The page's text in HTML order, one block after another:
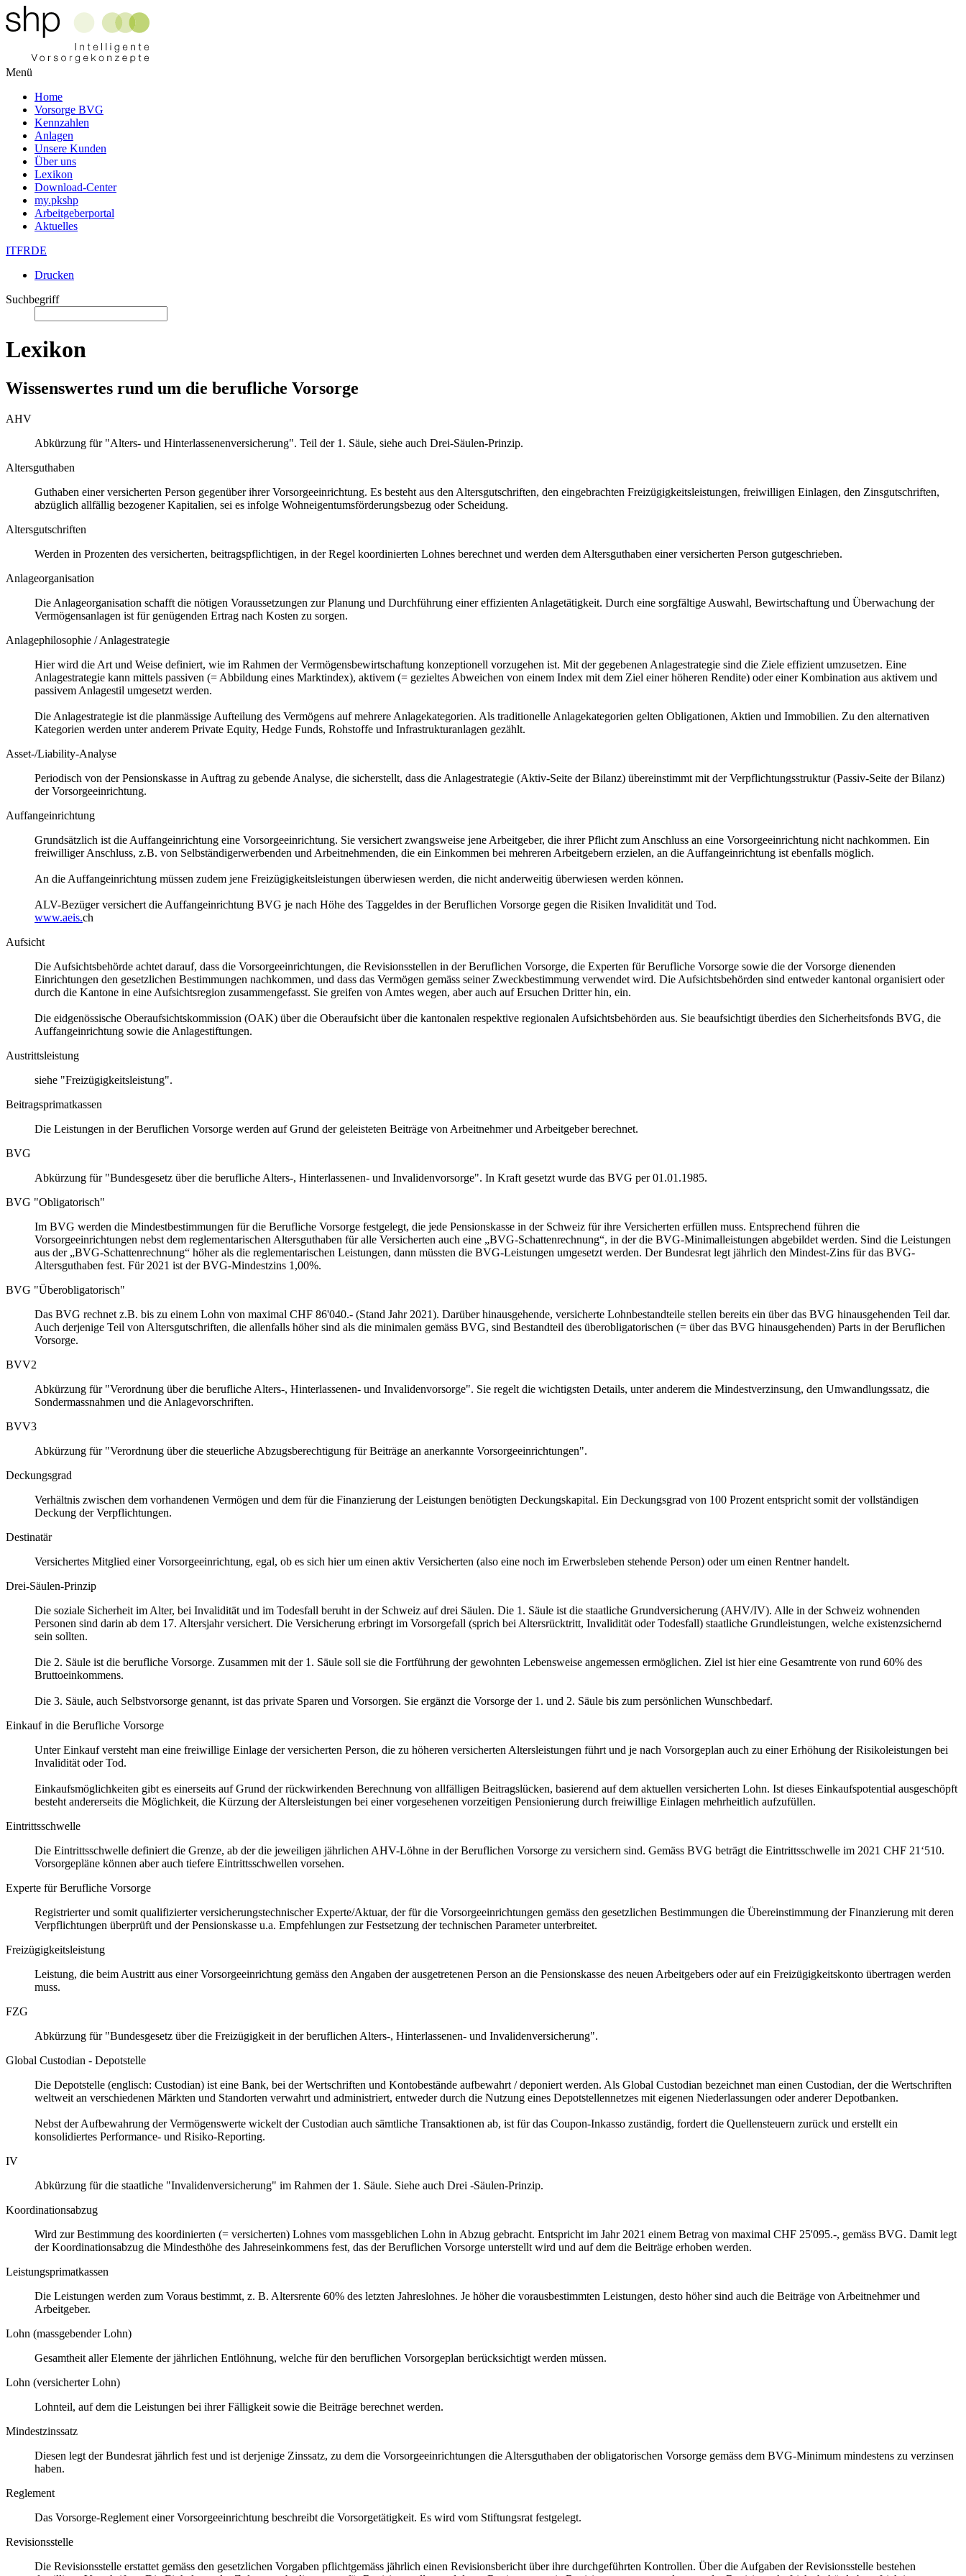
Menü
Home
Vorsorge BVG
Kennzahlen
Anlagen
Unsere Kunden
Über uns
Lexikon
Download-Center
my.pkshp
Arbeitgeberportal
Aktuelles
ITFRDE
Drucken
Suchbegriff
Lexikon
Wissenswertes rund um die berufliche Vorsorge
AHV
Abkürzung für "Alters- und Hinterlassenenversicherung". Teil der 1. Säule, siehe auch Drei-Säulen-Prinzip.
Altersguthaben
Guthaben einer versicherten Person gegenüber ihrer Vorsorgeeinrichtung. Es besteht aus den Altersgutschriften, den eingebrachten Freizügigkeitsleistungen, freiwilligen Einlagen, den Zinsgutschriften,
abzüglich allfällig bezogener Kapitalien, sei es infolge Wohneigentumsförderungsbezug oder Scheidung.
Altersgutschriften
Werden in Prozenten des versicherten, beitragspflichtigen, in der Regel koordinierten Lohnes berechnet und werden dem Altersguthaben einer versicherten Person gutgeschrieben.
Anlageorganisation
Die Anlageorganisation schafft die nötigen Voraussetzungen zur Planung und Durchführung einer effizienten Anlagetätigkeit. Durch eine sorgfältige Auswahl, Bewirtschaftung und Überwachung der
Vermögensanlagen ist für genügenden Ertrag nach Kosten zu sorgen.
Anlagephilosophie / Anlagestrategie
Hier wird die Art und Weise definiert, wie im Rahmen der Vermögensbewirtschaftung konzeptionell vorzugehen ist. Mit der gegebenen Anlagestrategie sind die Ziele effizient umzusetzen. Eine
Anlagestrategie kann mittels passiven (= Abbildung eines Marktindex), aktivem (= gezieltes Abweichen von einem Index mit dem Ziel einer höheren Rendite) oder einer Kombination aus aktivem und
passivem Anlagestil umgesetzt werden.
Die Anlagestrategie ist die planmässige Aufteilung des Vermögens auf mehrere Anlagekategorien. Als traditionelle Anlagekategorien gelten Obligationen, Aktien und Immobilien. Zu den alternativen
Kategorien werden unter anderem Private Equity, Hedge Funds, Rohstoffe und Infrastrukturanlagen gezählt.
Asset-/Liability-Analyse
Periodisch von der Pensionskasse in Auftrag zu gebende Analyse, die sicherstellt, dass die Anlagestrategie (Aktiv-Seite der Bilanz) übereinstimmt mit der Verpflichtungsstruktur (Passiv-Seite der Bilanz)
der Vorsorgeeinrichtung.
Auffangeinrichtung
Grundsätzlich ist die Auffangeinrichtung eine Vorsorgeeinrichtung. Sie versichert zwangsweise jene Arbeitgeber, die ihrer Pflicht zum Anschluss an eine Vorsorgeeinrichtung nicht nachkommen. Ein
freiwilliger Anschluss, z.B. von Selbständigerwerbenden und Arbeitnehmenden, die ein Einkommen bei mehreren Arbeitgebern erzielen, an die Auffangeinrichtung ist ebenfalls möglich.
An die Auffangeinrichtung müssen zudem jene Freizügigkeitsleistungen überwiesen werden, die nicht anderweitig überwiesen werden können.
ALV-Bezüger versichert die Auffangeinrichtung BVG je nach Höhe des Taggeldes in der Beruflichen Vorsorge gegen die Risiken Invalidität und Tod.
www.aeis.ch
Aufsicht
Die Aufsichtsbehörde achtet darauf, dass die Vorsorgeeinrichtungen, die Revisionsstellen in der Beruflichen Vorsorge, die Experten für Berufliche Vorsorge sowie die der Vorsorge dienenden
Einrichtungen den gesetzlichen Bestimmungen nachkommen, und dass das Vermögen gemäss seiner Zweckbestimmung verwendet wird. Die Aufsichtsbehörden sind entweder kantonal organisiert oder
durch die Kantone in eine Aufsichtsregion zusammengefasst. Sie greifen von Amtes wegen, aber auch auf Ersuchen Dritter hin, ein.
Die eidgenössische Oberaufsichtskommission (OAK) über die Oberaufsicht über die kantonalen respektive regionalen Aufsichtsbehörden aus. Sie beaufsichtigt überdies den Sicherheitsfonds BVG, die
Auffangeinrichtung sowie die Anlagestiftungen.
Austrittsleistung
siehe "Freizügigkeitsleistung".
Beitragsprimatkassen
Die Leistungen in der Beruflichen Vorsorge werden auf Grund der geleisteten Beiträge von Arbeitnehmer und Arbeitgeber berechnet.
BVG
Abkürzung für "Bundesgesetz über die berufliche Alters-, Hinterlassenen- und Invalidenvorsorge". In Kraft gesetzt wurde das BVG per 01.01.1985.
BVG "Obligatorisch"
Im BVG werden die Mindestbestimmungen für die Berufliche Vorsorge festgelegt, die jede Pensionskasse in der Schweiz für ihre Versicherten erfüllen muss. Entsprechend führen die
Vorsorgeeinrichtungen nebst dem reglementarischen Altersguthaben für alle Versicherten auch eine „BVG-Schattenrechnung“, in der die BVG-Minimalleistungen abgebildet werden. Sind die Leistungen
aus der „BVG-Schattenrechnung“ höher als die reglementarischen Leistungen, dann müssten die BVG-Leistungen umgesetzt werden. Der Bundesrat legt jährlich den Mindest-Zins für das BVG-
Altersguthaben fest. Für 2021 ist der BVG-Mindestzins 1,00%.
BVG "Überobligatorisch"
Das BVG rechnet z.B. bis zu einem Lohn von maximal CHF 86'040.- (Stand Jahr 2021). Darüber hinausgehende, versicherte Lohnbestandteile stellen bereits ein über das BVG hinausgehenden Teil dar.
Auch derjenige Teil von Altersgutschriften, die allenfalls höher sind als die minimalen gemäss BVG, sind Bestandteil des überobligatorischen (= über das BVG hinausgehenden) Parts in der Beruflichen
Vorsorge.
BVV2
Abkürzung für "Verordnung über die berufliche Alters-, Hinterlassenen- und Invalidenvorsorge". Sie regelt die wichtigsten Details, unter anderem die Mindestverzinsung, den Umwandlungssatz, die
Sondermassnahmen und die Anlagevorschriften.
BVV3
Abkürzung für "Verordnung über die steuerliche Abzugsberechtigung für Beiträge an anerkannte Vorsorgeeinrichtungen".
Deckungsgrad
Verhältnis zwischen dem vorhandenen Vermögen und dem für die Finanzierung der Leistungen benötigten Deckungskapital. Ein Deckungsgrad von 100 Prozent entspricht somit der vollständigen
Deckung der Verpflichtungen.
Destinatär
Versichertes Mitglied einer Vorsorgeeinrichtung, egal, ob es sich hier um einen aktiv Versicherten (also eine noch im Erwerbsleben stehende Person) oder um einen Rentner handelt.
Drei-Säulen-Prinzip
Die soziale Sicherheit im Alter, bei Invalidität und im Todesfall beruht in der Schweiz auf drei Säulen. Die 1. Säule ist die staatliche Grundversicherung (AHV/IV). Alle in der Schweiz wohnenden
Personen sind darin ab dem 17. Altersjahr versichert. Die Versicherung erbringt im Vorsorgefall (sprich bei Altersrücktritt, Invalidität oder Todesfall) staatliche Grundleistungen, welche existenzsichernd
sein sollten.
Die 2. Säule ist die berufliche Vorsorge. Zusammen mit der 1. Säule soll sie die Fortführung der gewohnten Lebensweise angemessen ermöglichen. Ziel ist hier eine Gesamtrente von rund 60% des
Bruttoeinkommens.
Die 3. Säule, auch Selbstvorsorge genannt, ist das private Sparen und Vorsorgen. Sie ergänzt die Vorsorge der 1. und 2. Säule bis zum persönlichen Wunschbedarf.
Einkauf in die Berufliche Vorsorge
Unter Einkauf versteht man eine freiwillige Einlage der versicherten Person, die zu höheren versicherten Altersleistungen führt und je nach Vorsorgeplan auch zu einer Erhöhung der Risikoleistungen bei
Invalidität oder Tod.
Einkaufsmöglichkeiten gibt es einerseits auf Grund der rückwirkenden Berechnung von allfälligen Beitragslücken, basierend auf dem aktuellen versicherten Lohn. Ist dieses Einkaufspotential ausgeschöpft
besteht andererseits die Möglichkeit, die Kürzung der Altersleistungen bei einer vorgesehenen vorzeitigen Pensionierung durch freiwillige Einlagen mehrheitlich aufzufüllen.
Eintrittsschwelle
Die Eintrittsschwelle definiert die Grenze, ab der die jeweiligen jährlichen AHV-Löhne in der Beruflichen Vorsorge zu versichern sind. Gemäss BVG beträgt die Eintrittsschwelle im 2021 CHF 21‘510.
Vorsorgepläne können aber auch tiefere Eintrittsschwellen vorsehen.
Experte für Berufliche Vorsorge
Registrierter und somit qualifizierter versicherungstechnischer Experte/Aktuar, der für die Vorsorgeeinrichtungen gemäss den gesetzlichen Bestimmungen die Übereinstimmung der Finanzierung mit deren
Verpflichtungen überprüft und der Pensionskasse u.a. Empfehlungen zur Festsetzung der technischen Parameter unterbreitet.
Freizügigkeitsleistung
Leistung, die beim Austritt aus einer Vorsorgeeinrichtung gemäss den Angaben der ausgetretenen Person an die Pensionskasse des neuen Arbeitgebers oder auf ein Freizügigkeitskonto übertragen werden
muss.
FZG
Abkürzung für "Bundesgesetz über die Freizügigkeit in der beruflichen Alters-, Hinterlassenen- und Invalidenversicherung".
Global Custodian - Depotstelle
Die Depotstelle (englisch: Custodian) ist eine Bank, bei der Wertschriften und Kontobestände aufbewahrt / deponiert werden. Als Global Custodian bezeichnet man einen Custodian, der die Wertschriften
weltweit an verschiedenen Märkten und Standorten verwahrt und administriert, entweder durch die Nutzung eines Depotstellennetzes mit eigenen Niederlassungen oder anderer Depotbanken.
Nebst der Aufbewahrung der Vermögenswerte wickelt der Custodian auch sämtliche Transaktionen ab, ist für das Coupon-Inkasso zuständig, fordert die Quellensteuern zurück und erstellt ein
konsolidiertes Performance- und Risiko-Reporting.
IV
Abkürzung für die staatliche "Invalidenversicherung" im Rahmen der 1. Säule. Siehe auch Drei -Säulen-Prinzip.
Koordinationsabzug
Wird zur Bestimmung des koordinierten (= versicherten) Lohnes vom massgeblichen Lohn in Abzug gebracht. Entspricht im Jahr 2021 einem Betrag von maximal CHF 25'095.-, gemäss BVG. Damit legt
der Koordinationsabzug die Mindesthöhe des Jahreseinkommens fest, das der Beruflichen Vorsorge unterstellt wird und auf dem die Beiträge erhoben werden.
Leistungsprimatkassen
Die Leistungen werden zum Voraus bestimmt, z. B. Altersrente 60% des letzten Jahreslohnes. Je höher die vorausbestimmten Leistungen, desto höher sind auch die Beiträge von Arbeitnehmer und
Arbeitgeber.
Lohn (massgebender Lohn)
Gesamtheit aller Elemente der jährlichen Entlöhnung, welche für den beruflichen Vorsorgeplan berücksichtigt werden müssen.
Lohn (versicherter Lohn)
Lohnteil, auf dem die Leistungen bei ihrer Fälligkeit sowie die Beiträge berechnet werden.
Mindestzinssatz
Diesen legt der Bundesrat jährlich fest und ist derjenige Zinssatz, zu dem die Vorsorgeeinrichtungen die Altersguthaben der obligatorischen Vorsorge gemäss dem BVG-Minimum mindestens zu verzinsen
haben.
Reglement
Das Vorsorge-Reglement einer Vorsorgeeinrichtung beschreibt die Vorsorgetätigkeit. Es wird vom Stiftungsrat festgelegt.
Revisionsstelle
Die Revisionsstelle erstattet gemäss den gesetzlichen Vorgaben pflichtgemäss jährlich einen Revisionsbericht über ihre durchgeführten Kontrollen. Über die Aufgaben der Revisionsstelle bestehen